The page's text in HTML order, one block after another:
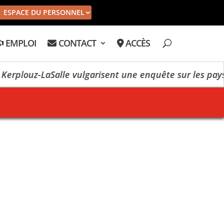
ESPACE DU PERSONNEL
EMPLOI CONTACT ACCÈS
LaSalle vulgarisent une enquête sur les paysages